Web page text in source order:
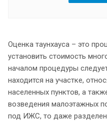
Оценка таунхауса – это
установить стоимость
началом процедуры
находится на участке,
населенных пунктов, а
возведения малоэтажных
под ИЖС, то даже